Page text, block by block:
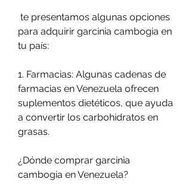
para adquirir garcinia cambogia en
tu país:
1. Farmacias: Algunas cadenas de
farmacias en Venezuela ofrecen
suplementos dietéticos, que ayuda
a convertir los carbohidratos en
grasas.
¿Dónde comprar garcinia
cambogia en Venezuela?